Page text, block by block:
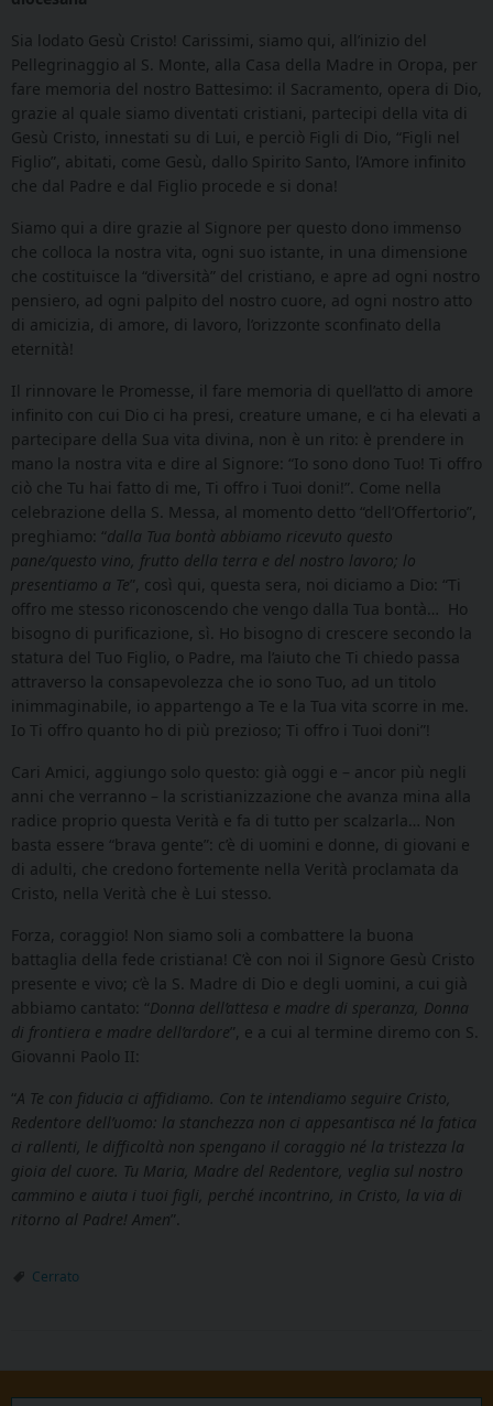
Sia lodato Gesù Cristo! Carissimi, siamo qui, all’inizio del
Pellegrinaggio al S. Monte, alla Casa della Madre in Oropa, per
fare memoria del nostro Battesimo: il Sacramento, opera di Dio,
grazie al quale siamo diventati cristiani, partecipi della vita di
Gesù Cristo, innestati su di Lui, e perciò Figli di Dio, “Figli nel
Figlio”, abitati, come Gesù, dallo Spirito Santo, l’Amore infinito
che dal Padre e dal Figlio procede e si dona!
Siamo qui a dire grazie al Signore per questo dono immenso
che colloca la nostra vita, ogni suo istante, in una dimensione
che costituisce la “diversità” del cristiano, e apre ad ogni nostro
pensiero, ad ogni palpito del nostro cuore, ad ogni nostro atto
di amicizia, di amore, di lavoro, l’orizzonte sconfinato della
eternità!
Il rinnovare le Promesse, il fare memoria di quell’atto di amore
infinito con cui Dio ci ha presi, creature umane, e ci ha elevati a
partecipare della Sua vita divina, non è un rito: è prendere in
mano la nostra vita e dire al Signore: “Io sono dono Tuo! Ti offro
ciò che Tu hai fatto di me, Ti offro i Tuoi doni!”. Come nella
celebrazione della S. Messa, al momento detto “dell’Offertorio”,
preghiamo: “dalla Tua bontà abbiamo ricevuto questo
pane/questo vino, frutto della terra e del nostro lavoro; lo
presentiamo a Te”, così qui, questa sera, noi diciamo a Dio: “Ti
offro me stesso riconoscendo che vengo dalla Tua bontà… Ho
bisogno di purificazione, sì. Ho bisogno di crescere secondo la
statura del Tuo Figlio, o Padre, ma l’aiuto che Ti chiedo passa
attraverso la consapevolezza che io sono Tuo, ad un titolo
inimmaginabile, io appartengo a Te e la Tua vita scorre in me.
Io Ti offro quanto ho di più prezioso; Ti offro i Tuoi doni”!
Cari Amici, aggiungo solo questo: già oggi e – ancor più negli
anni che verranno – la scristianizzazione che avanza mina alla
radice proprio questa Verità e fa di tutto per scalzarla… Non
basta essere “brava gente”: c’è di uomini e donne, di giovani e
di adulti, che credono fortemente nella Verità proclamata da
Cristo, nella Verità che è Lui stesso.
Forza, coraggio! Non siamo soli a combattere la buona
battaglia della fede cristiana! C’è con noi il Signore Gesù Cristo
presente e vivo; c’è la S. Madre di Dio e degli uomini, a cui già
abbiamo cantato: “Donna dell’attesa e madre di speranza, Donna
di frontiera e madre dell’ardore”, e a cui al termine diremo con S.
Giovanni Paolo II:
“A Te con fiducia ci affidiamo. Con te intendiamo seguire Cristo,
Redentore dell’uomo: la stanchezza non ci appesantisca né la fatica
ci rallenti, le difficoltà non spengano il coraggio né la tristezza la
gioia del cuore. Tu Maria, Madre del Redentore, veglia sul nostro
cammino e aiuta i tuoi figli, perché incontrino, in Cristo, la via di
ritorno al Padre! Amen”.
Cerrato